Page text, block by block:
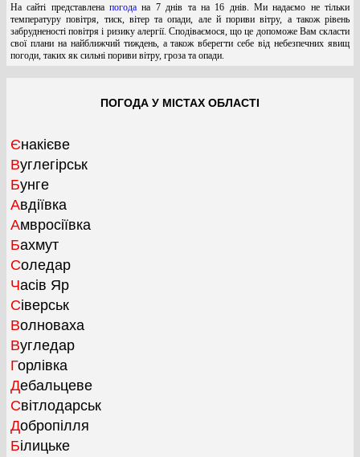
На сайті представленапогода на 7 днів та на 16 днів. Ми надаємо не тільки
температуру повітря, тиск, вітер та опади, але й пориви вітру, а також рівень
забрудненості повітря і ризику алергії. Сподіваємося, що це допоможе Вам скласти
свої плани на найближчий тиждень, а також вберегти себе від небезпечних явищ
погоди, таких як сильні пориви вітру, гроза та опади.
ПОГОДА У МІСТАХ ОБЛАСТІ
Єнакієве
Вуглегірськ
Бунге
Авдіївка
Амвросіївка
Бахмут
Соледар
Часів Яр
Сіверськ
Волноваха
Вугледар
Горлівка
Дебальцеве
Світлодарськ
Добропілля
Білицьке